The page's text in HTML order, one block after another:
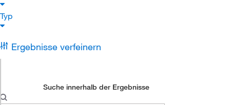
Typ
Ergebnisse verfeinern
Suche innerhalb der Ergebnisse